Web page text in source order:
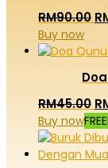
RM90.00
Buy now
RM45.00
Buy now